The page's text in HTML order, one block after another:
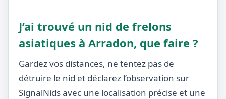
J’ai trouvé un nid de frelons
asiatiques à Arradon, que faire ?
Gardez vos distances, ne tentez pas de
détruire le nid et déclarez l’observation sur
SignalNids avec une localisation précise et une